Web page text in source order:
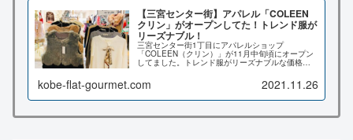
【三宮センター街】アパレル「COLEEN
クリン」がオープンしてた！トレンド服が
リーズナブル！
三宮センター街1丁目にアパレルショップ
「COLEEN（クリン）」が11月中旬頃にオープン
してました。トレンド服がリーズナブルな価格で
すね。こちらの記事では店内の様子、場所など詳
しくお伝え致します♪
kobe-flat-gourmet.com 2021.11.26